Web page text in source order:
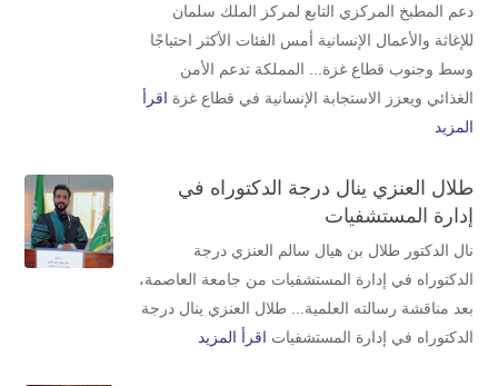
دعم المطبخ المركزي التابع لمركز الملك سلمان
للإغاثة والأعمال الإنسانية أمس الفئات الأكثر احتياجًا
وسط وجنوب قطاع غزة... المملكة تدعم الأمن
الغذائي ويعزز الاستجابة الإنسانية في قطاع غزة اقرأ
المزيد
طلال العنزي ينال درجة الدكتوراه في
إدارة المستشفيات
نال الدكتور طلال بن هيال سالم العنزي درجة
الدكتوراه في إدارة المستشفيات من جامعة العاصمة،
بعد مناقشة رسالته العلمية... طلال العنزي ينال درجة
الدكتوراه في إدارة المستشفيات اقرأ المزيد